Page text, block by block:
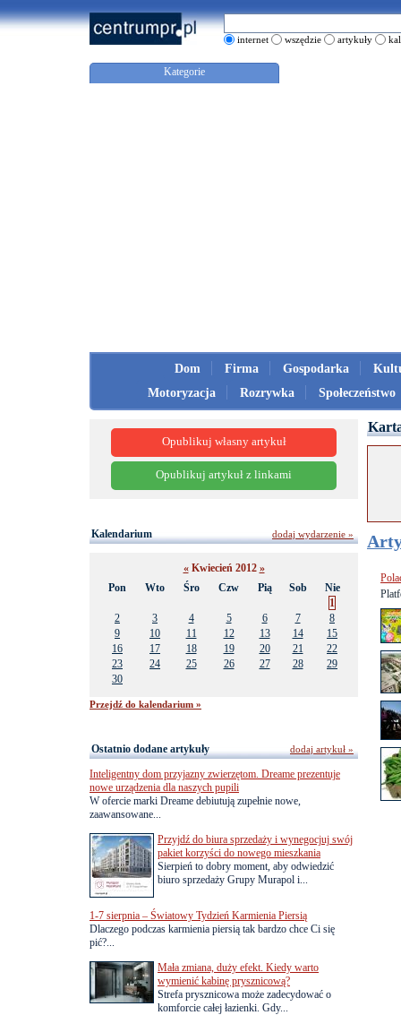
internet wszędzie artykuły
Kategorie
Dom Firma Gospodarka
Motoryzacja
Rozrywka Społeczeństwo
Opublikuj własny artykuł
Opublikuj artykuł z linkami
Kalendarium
«Kwiecień 2012 »
Pon
Wto Śro Czw Pią Sob
Nie
1
2
3 4 5 6 7
8
9
10 11 12 13 14
15
16
17 18 19 20 21
22
23
24 25 26 27 28
29
30
Przejdź do kalendarium »
dodaj wydarzenie »
Ostatnio dodane artykuły
Inteligentny dom przyjazny zwierzętom. Dreame prezentuje
nowe urządzenia dla naszych pupili
W ofercie marki Dreame debiutują zupełnie nowe,
zaawansowane...
Przyjdź do biura sprzedaży i wynegocjuj swój
pakiet korzyści do nowego mieszkania
Sierpień to dobry moment, aby odwiedzić
biuro sprzedaży Grupy Murapol i...
1-7 sierpnia – Światowy Tydzień Karmienia Piersią
Dlaczego podczas karmienia piersią tak bardzo chce Ci się
pić?...
Mała zmiana, duży efekt. Kiedy warto
wymienić kabinę prysznicową?
Strefa prysznicowa może zadecydować o
komforcie całej łazienki. Gdy...
dodaj artykuł »